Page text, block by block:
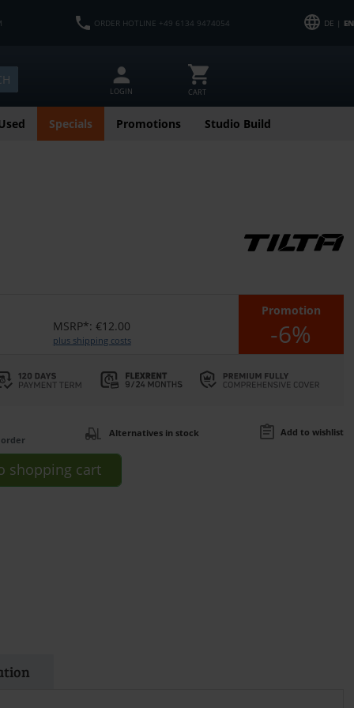
ORDER HOTLINE +49 6134 9474054 DE | EN
LOGIN CART
Specials Promotions Studio Build
MSRP*: €12.00
plus shipping costs
Promotion
-6%
Alternatives in stock Add to wishlist
shopping cart